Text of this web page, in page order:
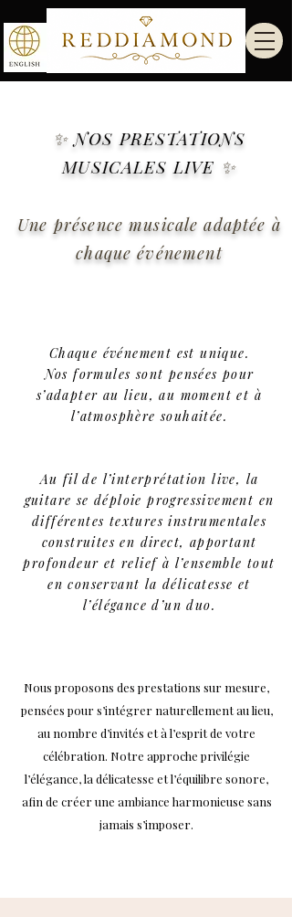
✨ NOS PRESTATIONS
MUSICALES LIVE ✨
Une présence musicale adaptée à
chaque événement
Chaque événement est unique.
Nos formules sont pensées pour
s’adapter au lieu, au moment et à
l’atmosphère souhaitée.
Au fil de l’interprétation live, la
guitare se déploie progressivement en
différentes textures instrumentales
construites en direct, apportant
profondeur et relief à l’ensemble tout
en conservant la délicatesse et
l’élégance d’un duo.
Nous proposons des prestations sur mesure,
pensées pour s’intégrer naturellement au lieu,
au nombre d’invités et à l’esprit de votre
célébration. Notre approche privilégie
l’élégance, la délicatesse et l’équilibre sonore,
afin de créer une ambiance harmonieuse sans
jamais s’imposer.